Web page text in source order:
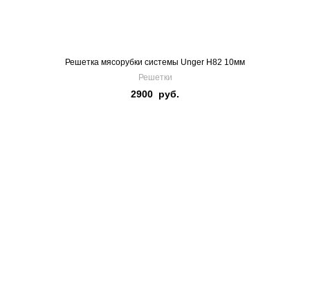
Решетка мясорубки системы Unger H82 10мм
Решетки
2900 руб.